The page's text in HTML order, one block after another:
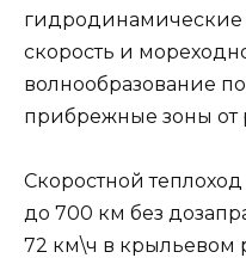
гидродинамические
скорость и
волнообразование
прибрежные зоны от
Скоростной
до 700 км без
72 км\ч в крыльевом